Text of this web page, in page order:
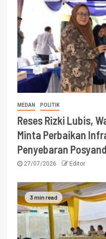
MEDAN POLITIK
Reses Rizki Lubis,
Minta Perbaikan
Penyebaran
27/07/2026 Editor
3 min read